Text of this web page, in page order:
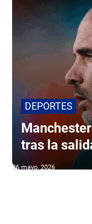
DEPORTES
tras la
26 mayo, 2026